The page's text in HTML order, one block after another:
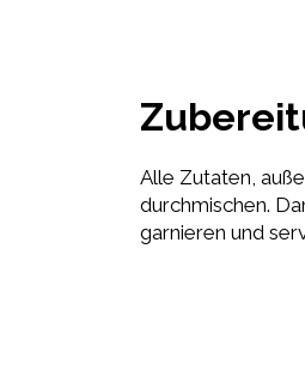
Alle Zutaten,
durchmischen.
garnieren und